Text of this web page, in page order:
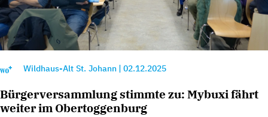
Wildhaus-Alt St. Johann 02.12.2025
Bürgerversammlung stimmte zu: Mybuxi fährt
weiter im Obertoggenburg